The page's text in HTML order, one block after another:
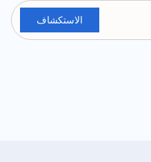
الاستكشاف